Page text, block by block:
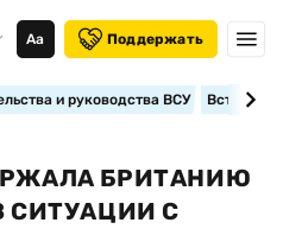
Аа Поддержать
и руководства ВСУ
БРИТАНИЮ
СИТУАЦИИ С